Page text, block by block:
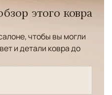
этого ковра
чтобы вы могли
и детали ковра до